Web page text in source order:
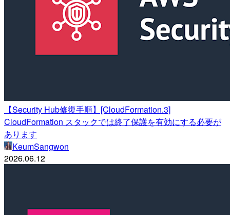
【Security Hub修復手順】[CloudFormation.3]
CloudFormation スタックでは終了保護を有効にする必要が
あります
KeumSangwon
2026.06.12